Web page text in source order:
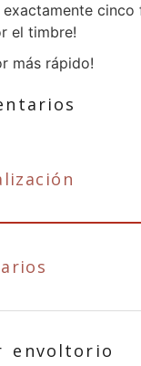
cinco
el timbre!
más rápido!
envoltorio